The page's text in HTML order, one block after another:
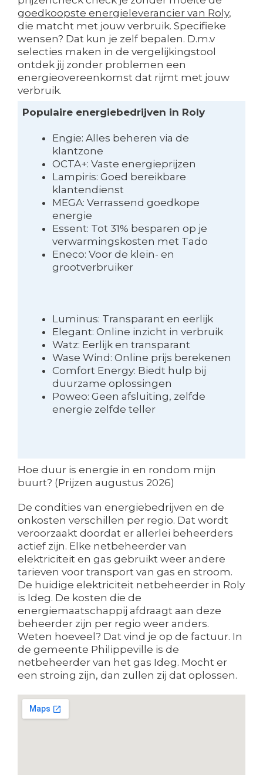
goedkoopste energieleverancier van Roly,
die matcht met jouw verbruik. Specifieke
wensen? Dat kun je zelf bepalen. D.m.v
selecties maken in de vergelijkingstool
ontdek jij zonder problemen een
energieovereenkomst dat rijmt met jouw
verbruik.
Populaire energiebedrijven in Roly
Engie: Alles beheren via de
klantzone
OCTA+: Vaste energieprijzen
Lampiris: Goed bereikbare
klantendienst
MEGA: Verrassend goedkope
energie
Essent: Tot 31% besparen op je
verwarmingskosten met Tado
Eneco: Voor de klein- en
grootverbruiker
Luminus: Transparant en eerlijk
Elegant: Online inzicht in verbruik
Watz: Eerlijk en transparant
Wase Wind: Online prijs berekenen
Comfort Energy: Biedt hulp bij
duurzame oplossingen
Poweo: Geen afsluiting, zelfde
energie zelfde teller
Hoe duur is energie in en rondom mijn
buurt? (Prijzen augustus 2026)
De condities van energiebedrijven en de
onkosten verschillen per regio. Dat wordt
veroorzaakt doordat er allerlei beheerders
actief zijn. Elke netbeheerder van
elektriciteit en gas gebruikt weer andere
tarieven voor transport van gas en stroom.
De huidige elektriciteit netbeheerder in Roly
is Ideg. De kosten die de
energiemaatschappij afdraagt aan deze
beheerder zijn per regio weer anders.
Weten hoeveel? Dat vind je op de factuur. In
de gemeente Philippeville is de
netbeheerder van het gas Ideg. Mocht er
een stroing zijn, dan zullen zij dat oplossen.